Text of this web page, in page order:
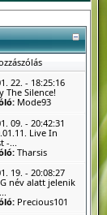
22. - 18:25:16
The Silence!
Mode93
09. - 20:42:31
Live In
-...
Tharsis
19. - 20:08:27
név alatt jelenik
Precious101